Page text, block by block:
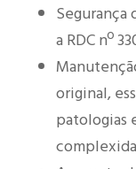
a RDC nº
original,
patologias